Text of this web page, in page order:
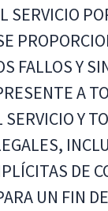
SERVICIO
FALLOS Y
A
Y
DE
UN FIN